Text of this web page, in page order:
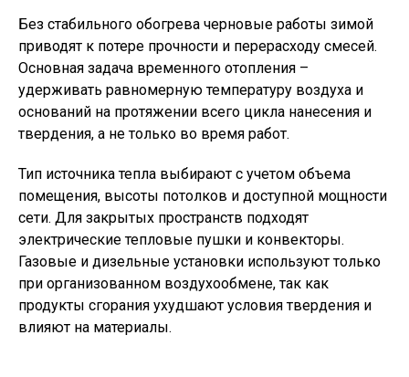
Без стабильного обогрева черновые работы зимой
приводят к потере прочности и перерасходу смесей.
Основная задача временного отопления –
удерживать равномерную температуру воздуха и
оснований на протяжении всего цикла нанесения и
твердения, а не только во время работ.
Тип источника тепла выбирают с учетом объема
помещения, высоты потолков и доступной мощности
сети. Для закрытых пространств подходят
электрические тепловые пушки и конвекторы.
Газовые и дизельные установки используют только
при организованном воздухообмене, так как
продукты сгорания ухудшают условия твердения и
влияют на материалы.